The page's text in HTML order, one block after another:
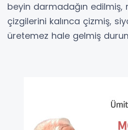
beyin darmadağın edilmiş,
çizgilerini kalınca çizmiş,
üretemez hale gelmiş